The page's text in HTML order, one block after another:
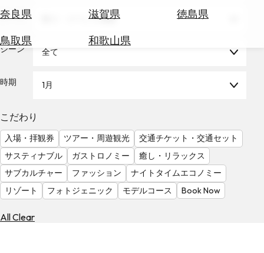
奈良県
滋賀県
徳島県
鳥取県
和歌山県
テ
を
る
気
を
見
る
テーマ 祭り・イベント体験
シーン 全て
時期 1月
こだわり
入場・拝観券 ツアー・周遊観光
交通チケット・交通セット
サスティナブル
ガストロノミー
癒し・リラックス
サブカルチャー
ファッション
ナイトタイムエコノミー
リゾート
フォトジェニック モデルコース Book Now
All Clear